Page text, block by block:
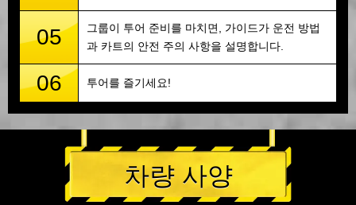
05
그룹이 투어 준비를 마치면, 가이드가 운전 방법
과 카트의 안전 주의 사항을 설명합니다.
06 투어를 즐기세요!
차량 사양